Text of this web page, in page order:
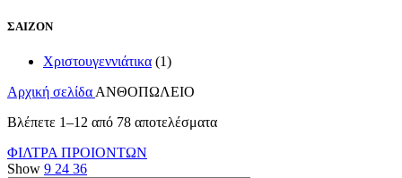
ΣΑΙΖΟΝ
Χριστουγεννιάτικα (1)
Αρχική σελίδα ΑΝΘΟΠΩΛΕΙΟ
Βλέπετε 1–12 από 78 αποτελέσματα
ΦΙΛΤΡΑ ΠΡΟΙΟΝΤΩΝ
Show 9 24 36